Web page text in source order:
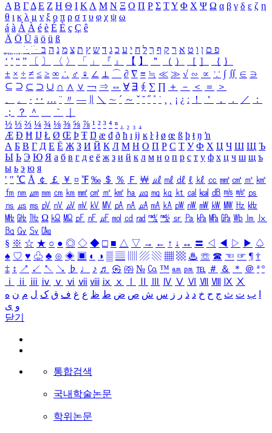
Α Β ΓΔ Ε Ζ Η Θ Ι ΚΛ Μ Ν Ξ Ο Π Ρ Σ ΤΥ Φ Χ Ψ Ω α β γ δ ε ζ η
θ ι κ λ μ ν ξ ο π ρ σ τ υ φ χ ψ ω
á à Á À é è É È ç Ç ê
Ä Ö Ü ä ö ü ß
ִֶֹ ֻּ ׁׂ פ ם ן ו ט א ר ק ף ך ל ח י ע כ ג ד ש ץ ת צ מ נ ה ב
‘ ’ “ ” 〔 〕 〈 〉 「 」 『 』 【 】 ＂ （ ） ［ ］ ｛ ｝
± × ÷ ≠ ≤ ≥ ∞ ∴ ♂ ♀ ∠ ⊥ ⌒ ∂ ∇ ≡ ≒ ≪ ≫ √ ∽ ∝ ∵ ∫ ∬ ∈ ∋
⊆ ⊇ ⊂ ⊃ ∪ ∩ ∧ ∨ ￢ ⇒ ⇔ ∀ ∃ ∮ ∑ ∏ ＋ － ＜ ＝
＞
、
。 · ‥ … ¨ 〃 ― ＼ ∼ ´ ～ ˇ ˘ ˝ ˚ ˙ ¸ ¡ ¿ ː ！ ＇ ， ． ／
：
；
？ ＾ ｀
½ ⅓ ⅔ ¼ ¾ ⅛ ⅜ ⅝ ⅞ ¹ ² ³ ⁴ ⁿ ₁ ₂ ₃ ₄
Æ Ð Ħ Ĳ Ł Ø Œ Þ Ŧ Ŋ æ đ ð ħ ı ĳ ĸ ŀ ł ø œ ß þ ŧ ŋ ŉ
А Б В Г Д Е Ё Ж З И Й К Л М Н О П Р С Т У Ф Х Ц Ч Ш Щ Ъ
Ы Ь Э Ю Я а б в г д е ё ж з и й к л м н о п р с т у ф х ц ч ш щ ъ
ы ь э ю я
′ ″ ℃ Å ￠ ￡ ￥ ¤ ℉ ‰ ＄ ％ Ｆ ￦ ㎕ ㎖ ㎗ ℓ ㎘ ㏄ ㎣ ㎤ ㎥ ㎦
㎙ ㎚ ㎛ ㎜ ㎝ ㎞ ㎟ ㎠ ㎡ ㎢ ㏊ ㎍ ㎎ ㎏ ㏏ ㎈ ㎉ ㏈ ㎧ ㎨ ㎰
㎱ ㎲ ㎳ ㎴ ㎵ ㎶ ㎷ ㎸ ㎹ ㎀ ㎁ ㎂ ㎃ ㎄ ㎺ ㎻ ㎽ ㎾ ㎿ ㎐ ㎑
㎒ ㎓ ㎔ Ω ㏀ ㏁ ㎊ ㎋ ㎌ ㏖ ㏅ ㎭ ㎮ ㎯ ㏛ ㎩ ㎪ ㎫ ㎬ ㏝ ㏐
㏓
㏃ ㏉ ㏜ ㏆
§ ※ ☆ ★ ○ ● ◎ ◇ ◆ □ ■ △ ▽ → ← ↑ ↓ ↔ 〓 ◁ ◀ ▷ ▶ ♤
♠ ♡ ♥ ♧ ♣ ⊙ ◈ ▣ ◐ ◑ ▒ ▤ ▨ ▧ ▦ ▩ ♨ ☏ ☎ ☜ ☞ ¶ †
‡ ↕ ↗ ↙ ↖ ↘ ♭ ♩ ♪ ♬ ㉿ ㈜ № ㏇ ™ ㏂ ㏘ ℡ ＃ ＆ ＊ ＠ ª º
ⅰ
ⅱ ⅲ ⅳ ⅴ ⅵ ⅶ ⅷ ⅸ ⅹ Ⅳ Ⅴ Ⅵ Ⅶ Ⅷ Ⅸ Ⅹ
ب ت ث ج ح خ د ذ ر ز س ش ص ض ط ظ ع غ ف ق ک ل م ن ه
و ی
닫기
통합검색
국내학술논문
학위논문